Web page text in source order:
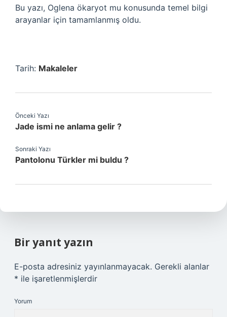
Bu yazı, Oglena ökaryot mu konusunda temel bilgi
arayanlar için tamamlanmış oldu.
Tarih: Makaleler
Önceki Yazı
Jade ismi ne anlama gelir ?
Sonraki Yazı
Pantolonu Türkler mi buldu ?
Bir yanıt yazın
E-posta adresiniz yayınlanmayacak. Gerekli alanlar
* ile işaretlenmişlerdir
Yorum